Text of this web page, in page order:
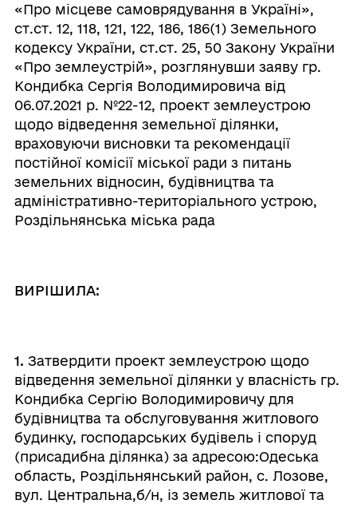
«Про місцеве самоврядування в Україні»,
ст.ст. 12, 118, 121, 122, 186, 186(1) Земельного
кодексу України, ст.ст. 25, 50 Закону України
«Про землеустрій», розглянувши заяву гр.
Кондибка Сергія Володимировича від
06.07.2021 р. №22-12, проект землеустрою
щодо відведення земельної ділянки,
враховуючи висновки та рекомендації
постійної комісії міської ради з питань
земельних відносин, будівництва та
адміністративно-територіального устрою,
Роздільнянська міська рада
ВИРІШИЛА:
1. Затвердити проект землеустрою щодо
відведення земельної ділянки у власність гр.
Кондибка Сергію Володимировичу для
будівництва та обслуговування житлового
будинку, господарських будівель і споруд
(присадибна ділянка) за адресою:Одеська
область, Роздільнянський район, с. Лозове,
вул. Центральна,б/н, із земель житлової та